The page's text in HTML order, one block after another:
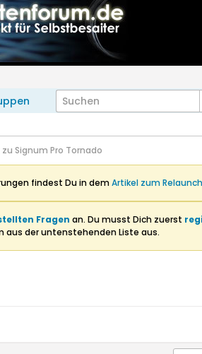
Signum Pro Tornado
findest Du in demArtikel zum Relaunch
Fragen an. Du musst Dich zuerst
aus der untenstehenden Liste aus.